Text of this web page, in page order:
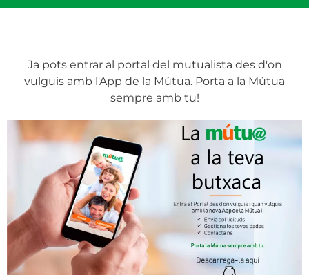
Ja pots entrar al portal del mutualista des d'on
vulguis amb l'App de la Mútua. Porta a la Mútua
sempre amb tu!